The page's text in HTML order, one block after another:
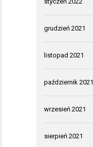
grudzień 2021
listopad 2021
październik 2021
wrzesień 2021
sierpień 2021